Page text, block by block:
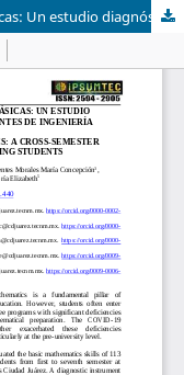
Deficiencias críticas en matemáticas básicas: Un estudio diagnóstico transsemestral en estudiantes de ingeniería